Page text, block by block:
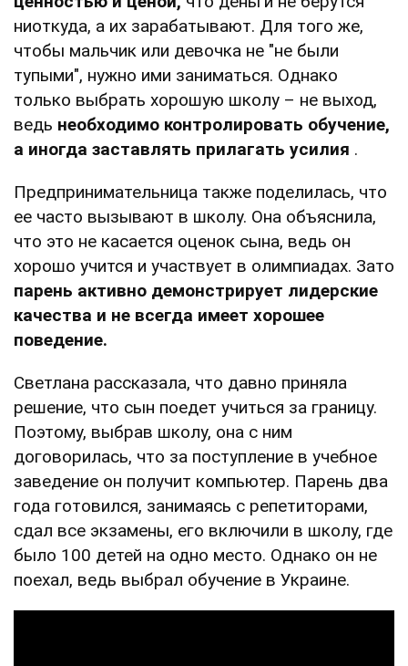
ниоткуда, а их зарабатывают. Для того же,
чтобы мальчик или девочка не "не были
тупыми", нужно ими заниматься. Однако
только выбрать хорошую школу – не выход,
ведь необходимо контролировать обучение,
а иногда заставлять прилагать усилия .
Предпринимательница также поделилась, что
ее часто вызывают в школу. Она объяснила,
что это не касается оценок сына, ведь он
хорошо учится и участвует в олимпиадах. Зато
парень активно демонстрирует лидерские
качества и не всегда имеет хорошее
поведение.
Светлана рассказала, что давно приняла
решение, что сын поедет учиться за границу.
Поэтому, выбрав школу, она с ним
договорилась, что за поступление в учебное
заведение он получит компьютер. Парень два
года готовился, занимаясь с репетиторами,
сдал все экзамены, его включили в школу, где
было 100 детей на одно место. Однако он не
поехал, ведь выбрал обучение в Украине.